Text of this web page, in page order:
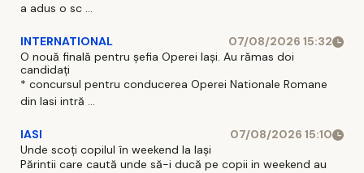
a adus o sc ...
INTERNATIONAL
07/08/2026 15:32
O nouă finală pentru șefia Operei Iași. Au rămas doi
candidați
* concursul pentru conducerea Operei Nationale Romane
din Iasi intră ...
IASI
07/08/2026 15:10
Unde scoți copilul în weekend la Iași
Părintii care caută unde să-i ducă pe copii in weekend au